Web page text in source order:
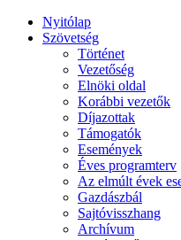
Nyitólap
Szövetség
Történet
Vezetőség
Elnöki oldal
Korábbi vezetők
Díjazottak
Támogatók
Események
Éves programterv
Az elmúlt évek
Gazdászbál
Sajtóvisszhang
Archívum